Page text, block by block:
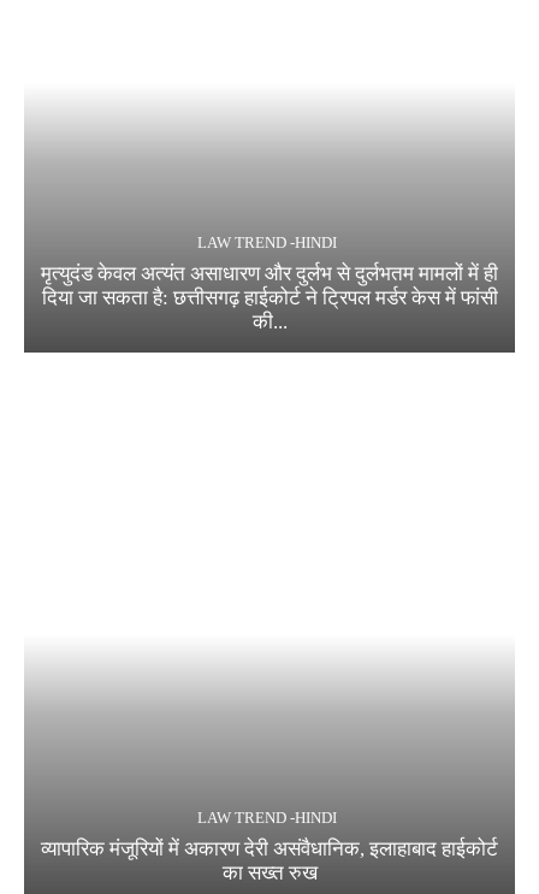
LAW TREND -HINDI
मृत्युदंड केवल अत्यंत असाधारण और दुर्लभ से दुर्लभतम मामलों में ही
दिया जा सकता है: छत्तीसगढ़ हाईकोर्ट ने ट्रिपल मर्डर केस में फांसी
की...
LAW TREND -HINDI
व्यापारिक मंजूरियों में अकारण देरी असंवैधानिक, इलाहाबाद हाईकोर्ट
का सख्त रुख